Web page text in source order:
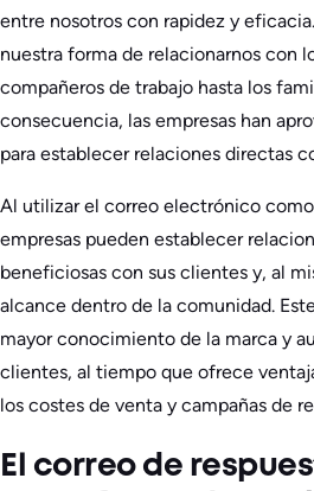
entre nosotros con rapidez y
nuestra forma de relacionarnos con
compañeros de trabajo hasta los
consecuencia, las empresas han
para establecer relaciones directas
Al utilizar el correo electrónico
empresas pueden establecer
beneficiosas con sus clientes y, al
alcance dentro de la comunidad.
mayor conocimiento de la marca y
clientes, al tiempo que ofrece
los costes de venta y campañas de
El correo de